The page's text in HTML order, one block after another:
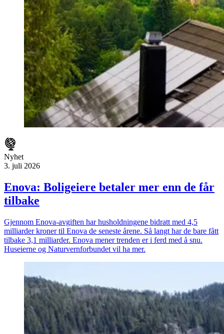
Nyhet
3. juli 2026
Enova: Boligeiere betaler mer enn de får
tilbake
Gjennom Enova-avgiften har husholdningene bidratt med 4,5
milliarder kroner til Enova de seneste årene. Så langt har de bare fått
tilbake 3,1 milliarder. Enova mener trenden er i ferd med å snu.
Huseierne og Naturvernforbundet vil ha mer.